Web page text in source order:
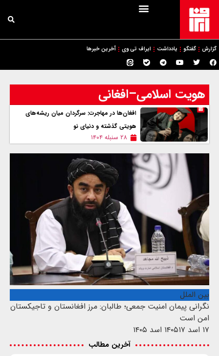
گزارش گفتگو یادداشت ایراف تی وی آخرین خبرها
هویت اسلامی–افغانی
افغان‌ها در مهاجرت: سرگردان میان ریشه‌های
هویتی گذشته و دنیای نو
۲۸ سنبله ۱۴۰۴
بین الملل
نگرانی پیمان امنیت جمعی؛ طالبان: مرز افغانستان و تاجیکستان
امن است
۱۷ اسد ۱۴۰۵
۱۷ اسد ۱۴۰۵
آخرین مطالب